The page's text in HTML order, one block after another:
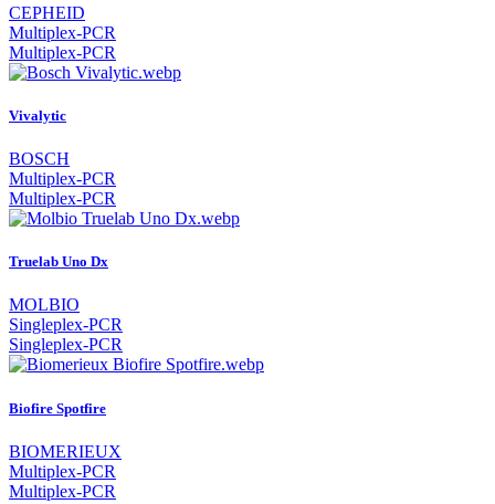
CEPHEID
Multiplex-PCR
Multiplex-PCR
Vivalytic
BOSCH
Multiplex-PCR
Multiplex-PCR
Truelab Uno Dx
MOLBIO
Singleplex-PCR
Singleplex-PCR
Biofire Spotfire
BIOMERIEUX
Multiplex-PCR
Multiplex-PCR